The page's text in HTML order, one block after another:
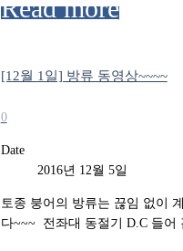
Read more
[12월 1일] 방류 동영상~~~~
0
Date
2016년 12월 5일
토종 붕어의 방류는 끊임 없이
다~~~ ​ ​전좌대 동절기 D.C 들